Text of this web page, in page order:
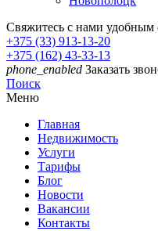
Свяжитесь с нами удобным
+375 (33) 913-13-20
+375 (162) 43-33-13
phone_enabled Заказать
Поиск
Меню
Главная
Недвижимость
Услуги
Тарифы
Блог
Новости
Вакансии
Контакты